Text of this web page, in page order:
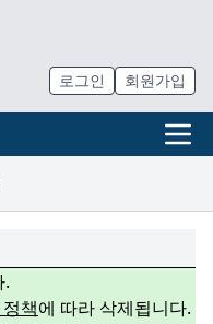
로그인 회원가입
.
책에 따라 삭제됩니다.